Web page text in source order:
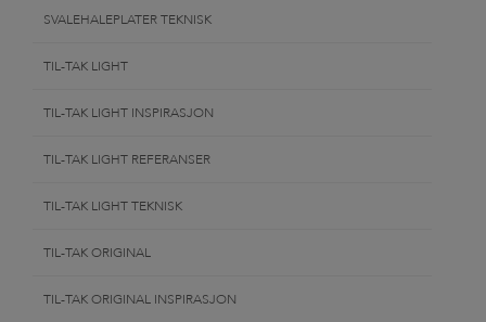
SVALEHALEPLATER TEKNISK
TIL-TAK LIGHT
TIL-TAK LIGHT INSPIRASJON
TIL-TAK LIGHT REFERANSER
TIL-TAK LIGHT TEKNISK
TIL-TAK ORIGINAL
TIL-TAK ORIGINAL INSPIRASJON